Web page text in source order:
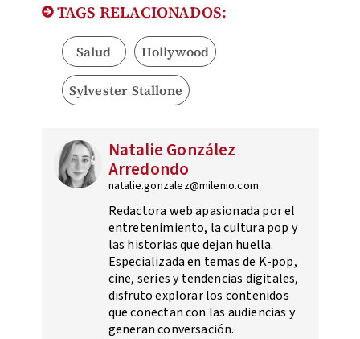
TAGS RELACIONADOS:
Salud Hollywood
Sylvester Stallone
Natalie González
Arredondo
natalie.gonzalez@milenio.com
Redactora web apasionada por el
entretenimiento, la cultura pop y
las historias que dejan huella.
Especializada en temas de K-pop,
cine, series y tendencias digitales,
disfruto explorar los contenidos
que conectan con las audiencias y
generan conversación.